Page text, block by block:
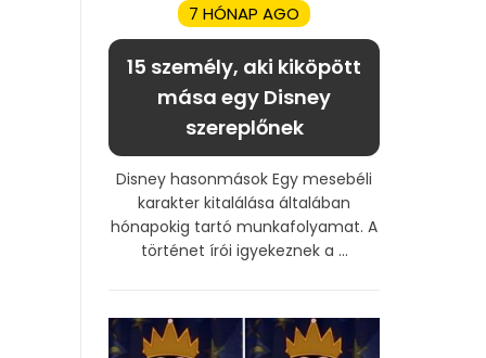
7 HÓNAP AGO
15 személy, aki kiköpött
mása egy Disney
szereplőnek
Disney hasonmások Egy mesebéli
karakter kitalálása általában
hónapokig tartó munkafolyamat. A
történet írói igyekeznek a ...